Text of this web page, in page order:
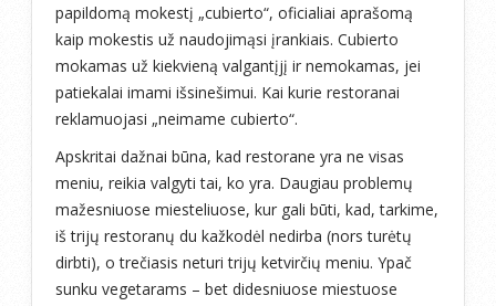
papildomą mokestį „cubierto“, oficialiai aprašomą
kaip mokestis už naudojimąsi įrankiais. Cubierto
mokamas už kiekvieną valgantįjį ir nemokamas, jei
patiekalai imami išsinešimui. Kai kurie restoranai
reklamuojasi „neimame cubierto“.
Apskritai dažnai būna, kad restorane yra ne visas
meniu, reikia valgyti tai, ko yra. Daugiau problemų
mažesniuose miesteliuose, kur gali būti, kad, tarkime,
iš trijų restoranų du kažkodėl nedirba (nors turėtų
dirbti), o trečiasis neturi trijų ketvirčių meniu. Ypač
sunku vegetarams – bet didesniuose miestuose